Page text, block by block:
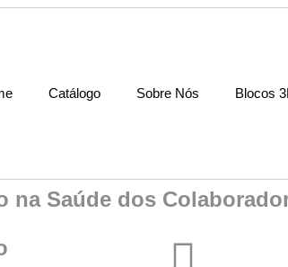
Catálogo Sobre Nós Blocos
na Saúde dos